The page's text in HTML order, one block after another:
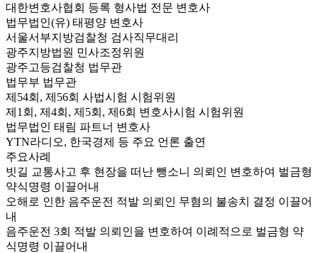
대한변호사협회 등록 형사법 전문 변호사
법무법인(유) 태평양 변호사
서울서부지방검찰청 검사직무대리
광주지방법원 민사조정위원
광주고등검찰청 법무관
법무부 법무관
제54회, 제56회 사법시험 시험위원
제1회, 제4회, 제5회, 제6회 변호사시험 시험위원
법무법인 태림 파트너 변호사
YTN라디오, 한국경제 등 주요 언론 출연
주요사례
빗길 교통사고 후 현장을 떠난 뺑소니 의뢰인 변호하여 벌금형
약식명령 이끌어내
오해로 인한 음주운전 적발 의뢰인 무혐의 불송치 결정 이끌어
내
음주운전 3회 적발 의뢰인을 변호하여 이례적으로 벌금형 약
식명령 이끌어내